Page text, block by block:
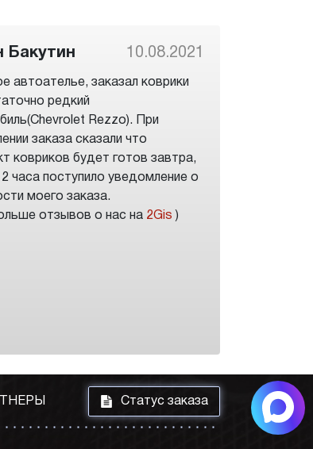
Бакутин 10.08.2021
автоателье, заказал коврики
редкий
Rezzo). При
заказа сказали что
ковриков будет готов завтра,
2 часа поступило уведомление о
моего заказа.
отзывов о нас на 2Gis )
i Статус заказа